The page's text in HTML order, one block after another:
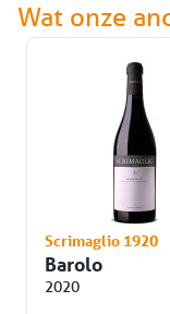
Wat onze
Scrimaglio 1920
Barolo
2020